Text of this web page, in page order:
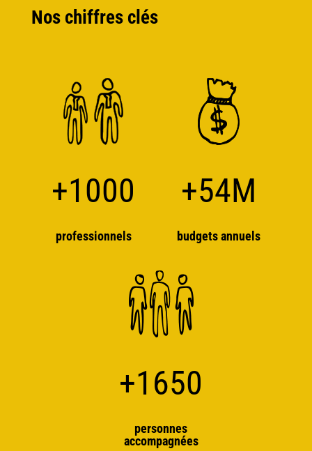
Nos chiffres clés
+1000
professionnels
+54M
budgets annuels
+1650
personnes
accompagnées